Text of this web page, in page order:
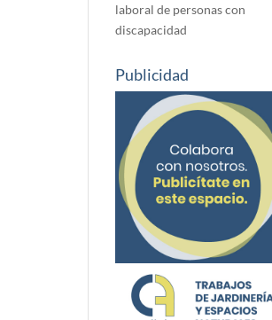
laboral de personas con
discapacidad
Publicidad